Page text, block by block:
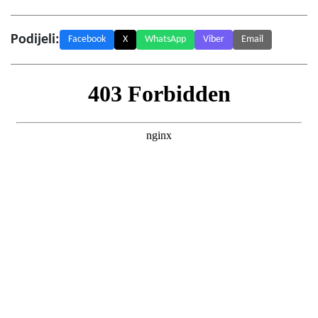
Podijeli: Facebook X WhatsApp Viber Email